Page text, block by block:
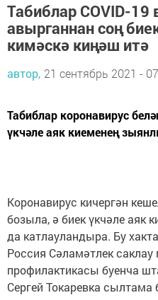
Табиблар COVID-19
авырганнан соң
кимәскә киңәш итә
автор, 21 сентябрь 2021 -
Табиблар коронавирус
үкчәле аяк киеменең
Коронавирус кичергән
бозыла, ә биек үкчәле аяк
да катлауландыра. Бу
Россия Сәламәтлек
профилактикасы буенча
Сергей Токаревка